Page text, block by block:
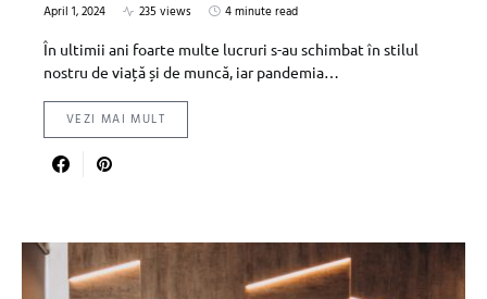
April 1, 2024 235 views
4 minute read
În ultimii ani foarte multe lucruri s-au schimbat în stilul
nostru de viață și de muncă, iar pandemia…
VEZI MAI MULT